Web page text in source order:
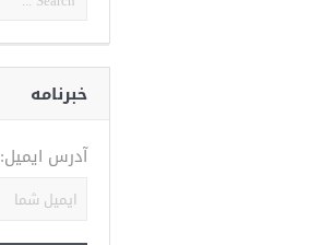
خبرنامه
آدرس ایمیل: